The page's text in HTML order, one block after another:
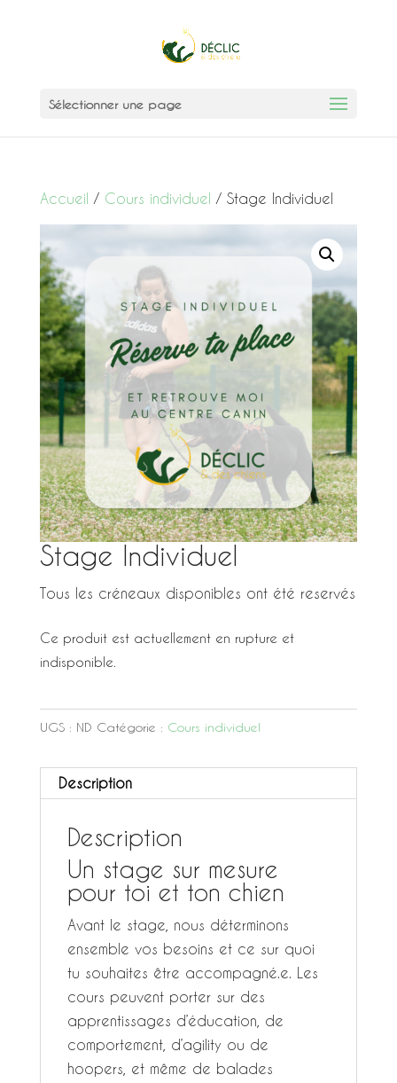
Sélectionner une page
Accueil / Cours individuel / Stage Individuel
Stage Individuel
Tous les créneaux disponibles ont été reservés
Ce produit est actuellement en rupture et
indisponible.
UGS : ND Catégorie : Cours individuel
Description
Description
Un stage sur mesure
pour toi et ton chien
Avant le stage, nous déterminons
ensemble vos besoins et ce sur quoi
tu souhaites être accompagné.e. Les
cours peuvent porter sur des
apprentissages d’éducation, de
comportement, d’agility ou de
hoopers, et même de balades